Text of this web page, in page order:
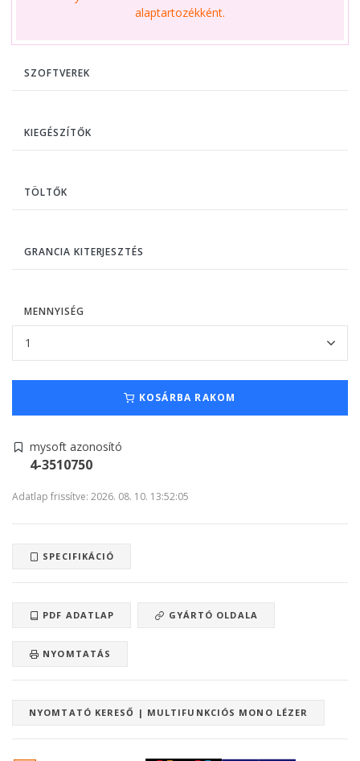
alaptartozékként.
SZOFTVEREK
KIEGÉSZÍTŐK
TÖLTŐK
GRANCIA KITERJESZTÉS
MENNYISÉG
KOSÁRBA RAKOM
mysoft azonosító
4-3510750
Adatlap frissítve: 2026. 08. 10. 13:52:05
SPECIFIKÁCIÓ
PDF ADATLAP GYÁRTÓ OLDALA
NYOMTATÁS
NYOMTATÓ KERESŐ | MULTIFUNKCIÓS MONO LÉZER